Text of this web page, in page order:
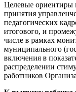
Целевые ориентиры
принятия
педагогических
итогового, и
числе в рамках
муниципального
включения в
распределении
работников